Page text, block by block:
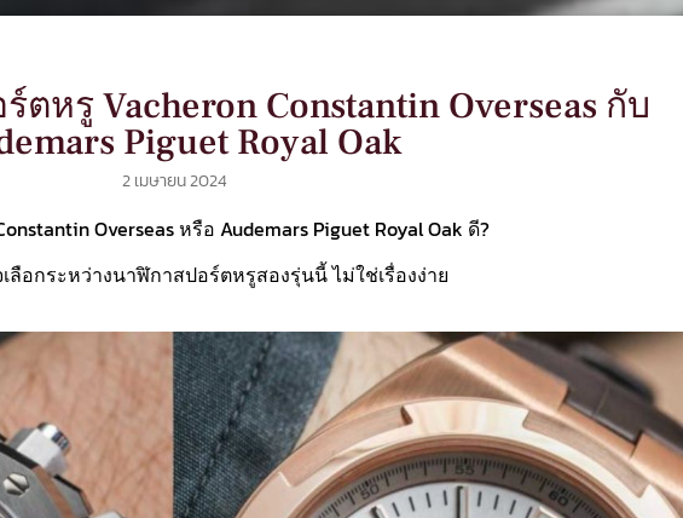
หรู Vacheron Constantin Overseas กับ
Piguet Royal Oak
2 เมษายน 2024
Overseas หรือ Audemars Piguet Royal Oak ดี?
ลือกระหว่างนาฬิกาสปอร์ตหรูสองรุ่นนี้ ไม่ใช่เรื่องง่าย